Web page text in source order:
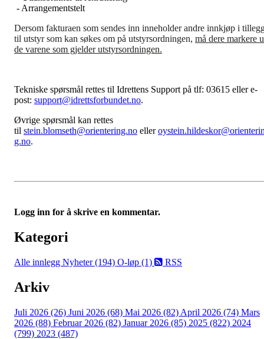
- Arrangementstelt
Dersom fakturaen som sendes inn inneholder andre innkjøp i
til utstyr som kan søkes om på utstyrsordningen, må dere markere
de varene som gjelder utstyrsordningen.
Tekniske spørsmål rettes til Idrettens Support på tlf: 03615 eller e-
post: support@idrettsforbundet.no.
Øvrige spørsmål kan rettes
til stein.blomseth@orientering.no eller
g.no.
Logg inn for å skrive en kommentar.
Kategori
Alle innlegg Nyheter (194) O-løp (1) RSS
Arkiv
Juli 2026 (26) Juni 2026 (68) Mai 2026 (82) April 2026 (74) Mars
2026 (88) Februar 2026 (82) Januar 2026 (85) 2025 (822) 2024
(799) 2023 (487)